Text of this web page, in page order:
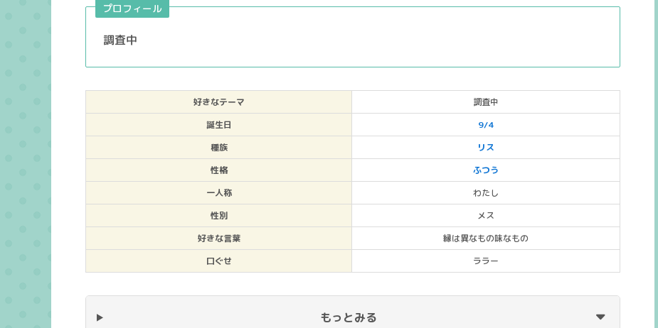
プロフィール
調査中
好きなテーマ
調査中
誕生日
9/4
種族
リス
性格
ふつう
一人称
わたし
性別
メス
好きな言葉
縁は異なもの味なもの
口ぐせ
ララー
もっとみる